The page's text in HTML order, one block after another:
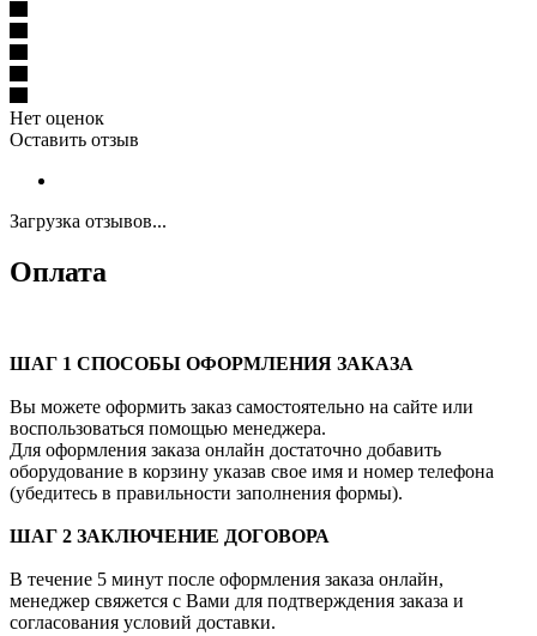
Нет оценок
Оставить отзыв
Загрузка отзывов...
Оплата
ШАГ 1 СПОСОБЫ ОФОРМЛЕНИЯ ЗАКАЗА
Вы можете оформить заказ самостоятельно на сайте или
воспользоваться помощью менеджера.
Для оформления заказа онлайн достаточно добавить
оборудование в корзину указав свое имя и номер телефона
(убедитесь в правильности заполнения формы).
ШАГ 2 ЗАКЛЮЧЕНИЕ ДОГОВОРА
В течение 5 минут после оформления заказа онлайн,
менеджер свяжется с Вами для подтверждения заказа и
согласования условий доставки.